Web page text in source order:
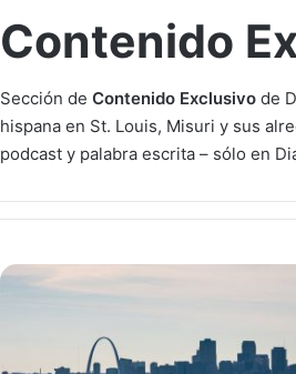
Contenido
Sección de Contenido Exclusivo de
hispana en St. Louis, Misuri y sus
podcast y palabra escrita – sólo en